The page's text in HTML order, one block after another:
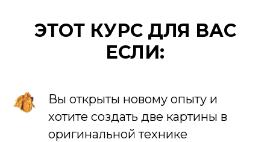
ЭТОТ КУРС ДЛЯ ВАС
ЕСЛИ:
Вы открыты новому опыту и
хотите создать две картины в
оригинальной технике